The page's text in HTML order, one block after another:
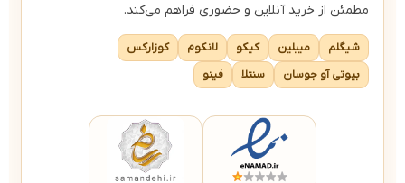
مطمئن از خرید آنلاین و حضوری فراهم می‌کند.
شیگلم میبلین کیکو لانکوم
کوزارکس
بیوتی آو جوسان
سنتلا فینو